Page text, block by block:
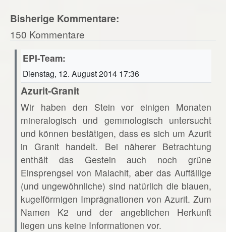
Bisherige Kommentare:
150 Kommentare
EPI-Team:
Dienstag, 12. August 2014 17:36
Azurit-Granit
Wir haben den Stein vor einigen Monaten
mineralogisch und gemmologisch untersucht
und können bestätigen, dass es sich um Azurit
in Granit handelt. Bei näherer Betrachtung
enthält das Gestein auch noch grüne
Einsprengsel von Malachit, aber das Auffällige
(und ungewöhnliche) sind natürlich die blauen,
kugelförmigen Imprägnationen von Azurit. Zum
Namen K2 und der angeblichen Herkunft
liegen uns keine Informationen vor.